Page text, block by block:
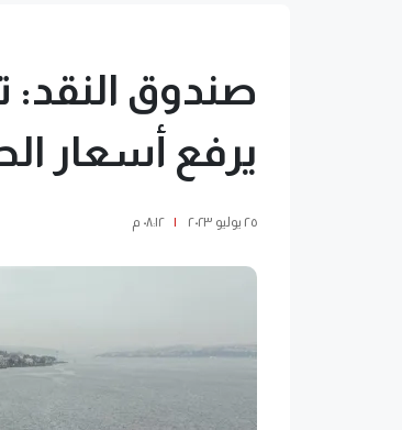
صندوق النقد:
يرفع أسعار
٢٥ يوليو ٢٠٢٣ | ٠٨:١٢ م